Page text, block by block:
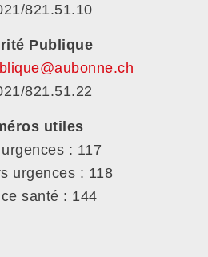
821.51.10
Publique
821.51.22
utiles
: 117
urgences : 118
santé : 144